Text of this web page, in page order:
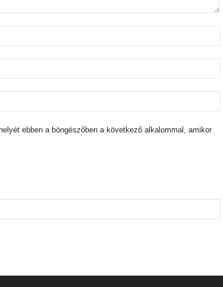
ebben a böngészőben a következő alkalommal, amikor